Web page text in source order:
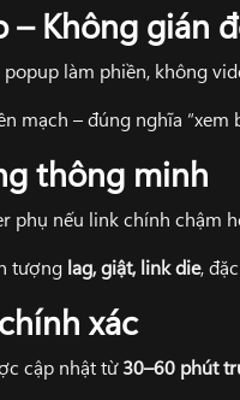
– Không gián
làm phiền, không
mạch – đúng nghĩa “xem
thông minh
phụ nếu link chính chậm
tượng lag, giật, link die,
xác
cập nhật từ30–60 phút